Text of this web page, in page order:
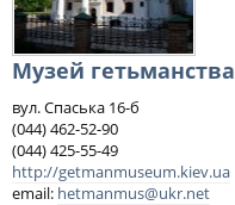
Музей гетьманства
вул. Спаська 16-б
(044) 462-52-90
(044) 425-55-49
http://getman­museum.kiev.ua
email: hetmanmus@ukr.net